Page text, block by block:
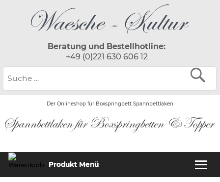
Beratung und Bestellhotline:
+49 (0)221 630 606 12
Der Onlineshop für Boxspringbett Spannbettlaken
Produkt Menü